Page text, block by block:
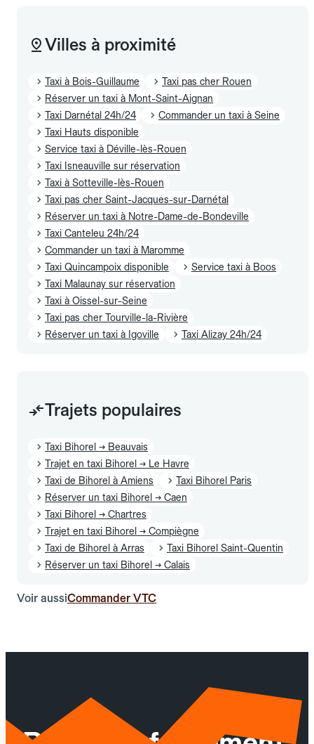
Villes à proximité
Taxi à Bois-Guillaume
Taxi pas cher Rouen
Réserver un taxi à Mont-Saint-Aignan
Taxi Darnétal 24h/24
Commander un taxi à Seine
Taxi Hauts disponible
Service taxi à Déville-lès-Rouen
Taxi Isneauville sur réservation
Taxi à Sotteville-lès-Rouen
Taxi pas cher Saint-Jacques-sur-Darnétal
Réserver un taxi à Notre-Dame-de-Bondeville
Taxi Canteleu 24h/24
Commander un taxi à Maromme
Taxi Quincampoix disponible
Service taxi à Boos
Taxi Malaunay sur réservation
Taxi à Oissel-sur-Seine
Taxi pas cher Tourville-la-Rivière
Réserver un taxi à Igoville
Taxi Alizay 24h/24
Trajets populaires
Taxi Bihorel → Beauvais
Trajet en taxi Bihorel → Le Havre
Taxi de Bihorel à Amiens
Taxi Bihorel Paris
Réserver un taxi Bihorel → Caen
Taxi Bihorel → Chartres
Trajet en taxi Bihorel → Compiègne
Taxi de Bihorel à Arras
Taxi Bihorel Saint-Quentin
Réserver un taxi Bihorel → Calais
Voir aussiCommander VTC